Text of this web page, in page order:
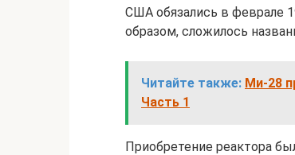
США обязались в феврале
образом, сложилось
Читайте также: Ми-28
Часть 1
Приобретение реактора